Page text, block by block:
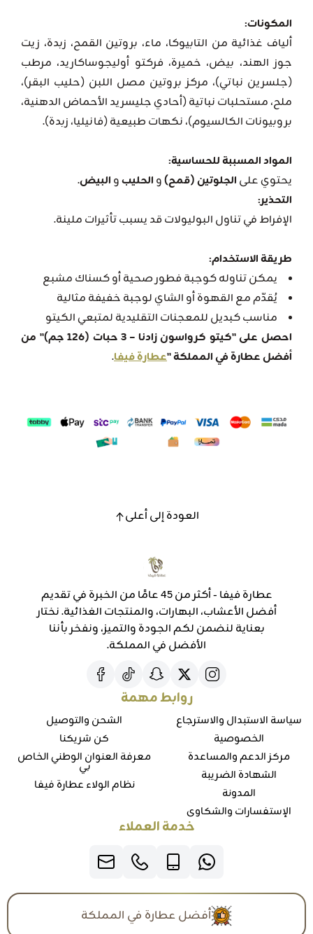
المكونات:
ألياف غذائية من التابيوكا، ماء، بروتين القمح، زبدة، زيت
جوز الهند، بيض، خميرة، فركتو أوليجوساكاريد، مرطب
(جلسرين نباتي)، مركز بروتين مصل اللبن (حليب البقر)،
ملح، مستحلبات نباتية (أحادي جليسريد الأحماض الدهنية،
بروبيونات الكالسيوم)، نكهات طبيعية (فانيليا، زبدة).
المواد المسببة للحساسية:
يحتوي على الجلوتين (قمح)و الحليبو البيض.
التحذير:
الإفراط في تناول البوليولات قد يسبب تأثيرات ملينة.
طريقة الاستخدام:
يمكن تناوله كوجبة فطور صحية أو كسناك مشبع
يُقدّم مع القهوة أو الشاي لوجبة خفيفة مثالية
مناسب كبديل للمعجنات التقليدية لمتبعي الكيتو
احصل على "كيتو كرواسون زادنا – 3 حبات (126 جم)" من
أفضل عطارة في المملكة "عطارة فيفا.
العودة إلى أعلى
عطارة فيفا - أكثر من 45 عامًا من الخبرة في تقديم
أفضل الأعشاب، البهارات، والمنتجات الغذائية. نختار
بعناية لنضمن لكم الجودة والتميز، ونفخر بأننا
الأفضل في المملكة.
روابط مهمة
سياسة الاستبدال والاسترجاع
الخصوصية
مركز الدعم والمساعدة
الشهادة الضريبة
المدونة
الإستفسارات والشكاوي
الشحن والتوصيل
كن شريكنا
معرفة العنوان الوطني الخاص
بي
نظام الولاء عطارة فيفا
خدمة العملاء
أفضل عطارة في المملكة